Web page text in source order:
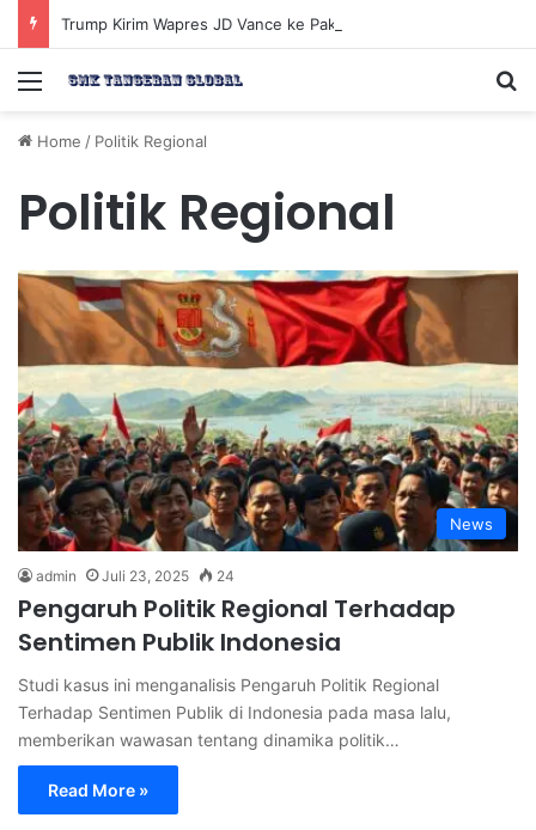
Menu
Home / Politik Regional
Politik Regional
News
admin Juli 23, 2025 24
Pengaruh Politik Regional Terhadap
Sentimen Publik Indonesia
Studi kasus ini menganalisis Pengaruh Politik Regional
Terhadap Sentimen Publik di Indonesia pada masa lalu,
memberikan wawasan tentang dinamika politik…
Read More »